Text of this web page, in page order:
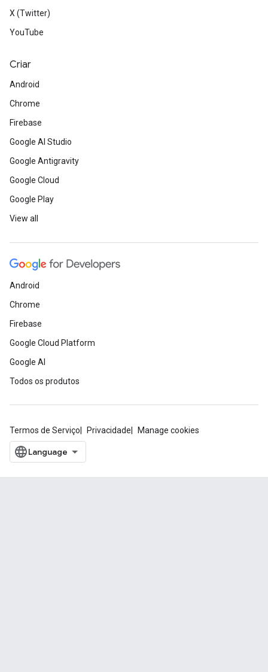
X (Twitter)
YouTube
Criar
Android
Chrome
Firebase
Google AI Studio
Google Antigravity
Google Cloud
Google Play
View all
Android
Chrome
Firebase
Google Cloud Platform
Google AI
Todos os produtos
Termos de Serviço Privacidade Manage cookies